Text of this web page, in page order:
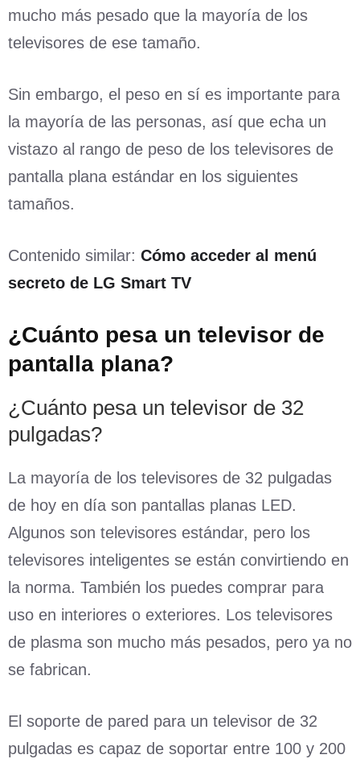
mucho más pesado que la mayoría de los
televisores de ese tamaño.
Sin embargo, el peso en sí es importante para
la mayoría de las personas, así que echa un
vistazo al rango de peso de los televisores de
pantalla plana estándar en los siguientes
tamaños.
Contenido similar: Cómo acceder al menú
secreto de LG Smart TV
¿Cuánto pesa un televisor de
pantalla plana?
¿Cuánto pesa un televisor de 32
pulgadas?
La mayoría de los televisores de 32 pulgadas
de hoy en día son pantallas planas LED.
Algunos son televisores estándar, pero los
televisores inteligentes se están convirtiendo en
la norma. También los puedes comprar para
uso en interiores o exteriores. Los televisores
de plasma son mucho más pesados, pero ya no
se fabrican.
El soporte de pared para un televisor de 32
pulgadas es capaz de soportar entre 100 y 200